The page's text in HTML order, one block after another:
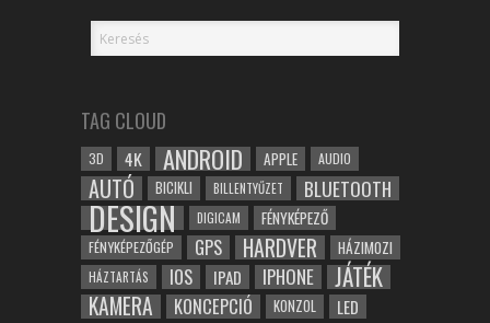
TAG CLOUD
3D 4K ANDROID APPLE AUDIO
AUTÓ BICIKLI BILLENTYŰZET BLUETOOTH
DESIGN DIGICAM FÉNYKÉPEZŐ
FÉNYKÉPEZŐGÉP GPS HARDVER HÁZIMOZI
HÁZTARTÁS IOS IPAD IPHONE JÁTÉK
KAMERA KONCEPCIÓ KONZOL LED